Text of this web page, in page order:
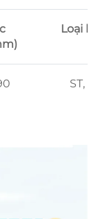
Loại
ST,